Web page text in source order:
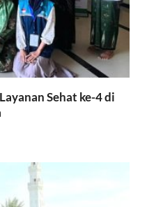
Sehat ke-4 di